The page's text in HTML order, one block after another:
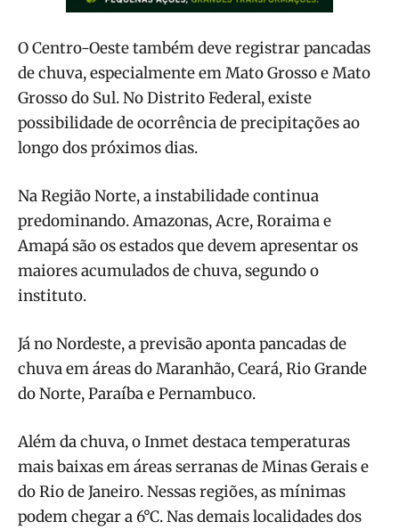
O Centro-Oeste também deve registrar pancadas
de chuva, especialmente em Mato Grosso e Mato
Grosso do Sul. No Distrito Federal, existe
possibilidade de ocorrência de precipitações ao
longo dos próximos dias.
Na Região Norte, a instabilidade continua
predominando. Amazonas, Acre, Roraima e
Amapá são os estados que devem apresentar os
maiores acumulados de chuva, segundo o
instituto.
Já no Nordeste, a previsão aponta pancadas de
chuva em áreas do Maranhão, Ceará, Rio Grande
do Norte, Paraíba e Pernambuco.
Além da chuva, o Inmet destaca temperaturas
mais baixas em áreas serranas de Minas Gerais e
do Rio de Janeiro. Nessas regiões, as mínimas
podem chegar a 6°C. Nas demais localidades dos